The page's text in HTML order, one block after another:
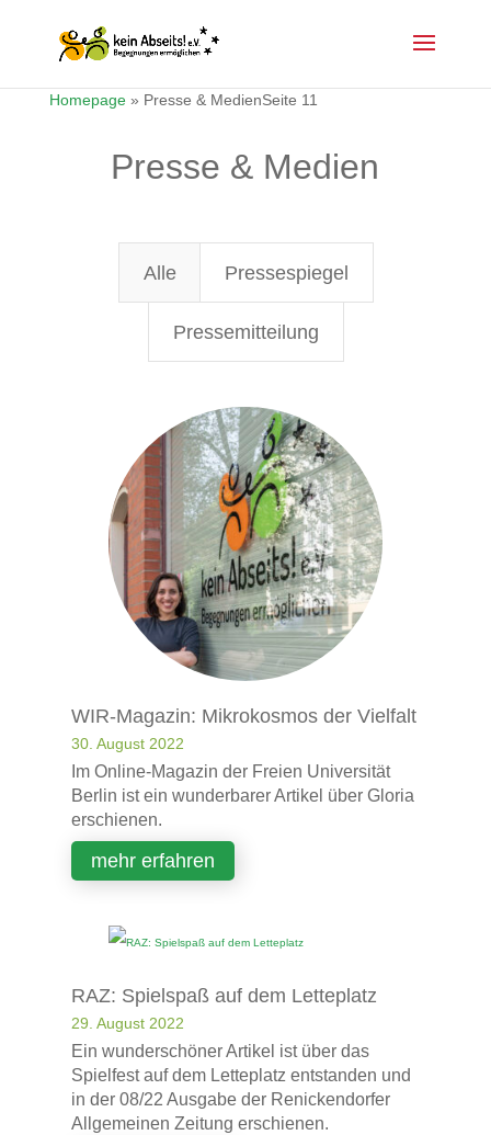
Homepage» Presse & MedienSeite 11
Presse & Medien
Alle Pressespiegel
Pressemitteilung
WIR-Magazin: Mikrokosmos der Vielfalt
30. August 2022
Im Online-Magazin der Freien Universität
Berlin ist ein wunderbarer Artikel über Gloria
erschienen.
mehr erfahren
RAZ: Spielspaß auf dem Letteplatz
29. August 2022
Ein wunderschöner Artikel ist über das
Spielfest auf dem Letteplatz entstanden und
in der 08/22 Ausgabe der Renickendorfer
Allgemeinen Zeitung erschienen.